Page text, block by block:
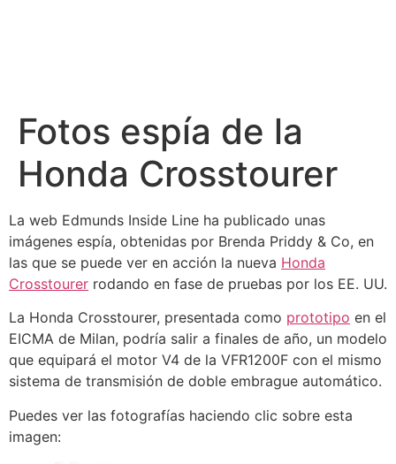
Fotos espía de la
Honda Crosstourer
La web Edmunds Inside Line ha publicado unas
imágenes espía, obtenidas por Brenda Priddy & Co, en
las que se puede ver en acción la nueva Honda
Crosstourer rodando en fase de pruebas por los EE. UU.
La Honda Crosstourer, presentada como prototipo en el
EICMA de Milan, podría salir a finales de año, un modelo
que equipará el motor V4 de la VFR1200F con el mismo
sistema de transmisión de doble embrague automático.
Puedes ver las fotografías haciendo clic sobre esta
imagen: